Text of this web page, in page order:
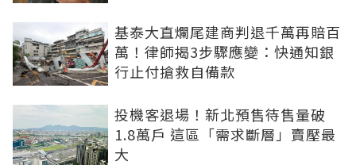
基泰大直爛尾建商判退千萬再賠百
萬！律師揭3步驟應變：快通知銀
行止付搶救自備款
投機客退場！新北預售待售量破
1.8萬戶 這區「需求斷層」賣壓最
大